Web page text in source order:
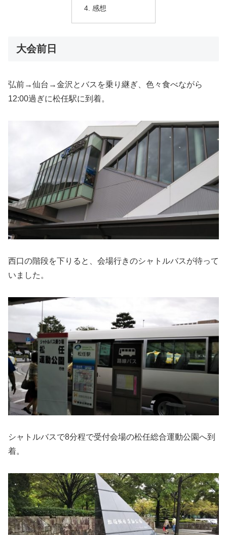
感想
大会前日
弘前→仙台→金沢とバスを乗り継ぎ、色々食べながら
12:00過ぎに松任駅に到着。
西口の階段を下りると、会場行きのシャトルバスが待って
いました。
シャトルバスで8分程で受付会場の松任総合運動公園へ到
着。